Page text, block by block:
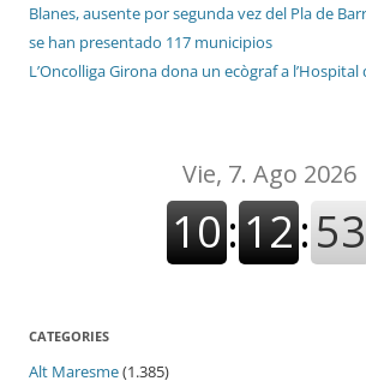
Blanes, ausente por segunda vez del Pla de
se han presentado 117 municipios
L’Oncolliga Girona dona un ecògraf a l’Hospital
CATEGORIES
Alt Maresme(1.385)